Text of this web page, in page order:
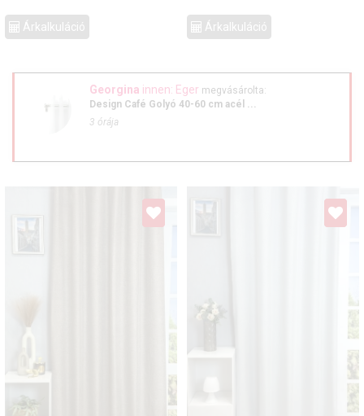
Árkalkuláció Árkalkuláció
Georgina innen: Eger megvásárolta:
Design Café Golyó 40-60 cm acél ...
3 órája